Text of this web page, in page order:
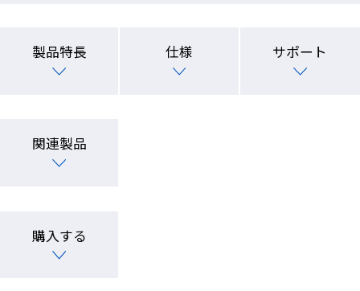
製品特長 仕様 サポート
関連製品
購入する